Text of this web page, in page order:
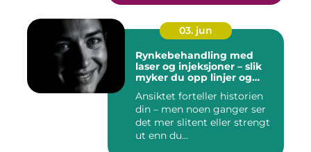
03. jun
Rynkebehandling med
laser og injeksjoner – slik
myker du opp linjer og
Ansiktet forteller historien
din – men noen ganger ser
det mer slitent eller strengt
ut enn du...